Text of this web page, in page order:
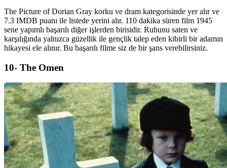
The Picture of Dorian Gray korku ve dram kategorisinde yer alır ve
7.3 IMDB puanı ile listede yerini alır. 110 dakika süren film 1945
sene yapımlı başarılı diğer işlerden birisidir. Ruhunu saten ve
karşılığında yalnızca güzellik ile gençlik talep eden kibirli bir adamın
hikayesi ele alınır. Bu başarılı filme siz de bir şans verebilirsiniz.
10- The Omen